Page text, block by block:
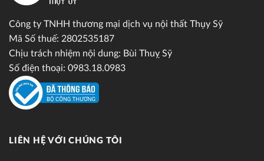
Công ty TNHH thương mại dịch vụ nội thất Thụy Sỹ
Mã Số thuế: 2802535187
Chịu trách nhiệm nội dung: Bùi Thuỵ Sỹ
Số điện thoại: 0983.18.0983
LIÊN HỆ VỚI CHÚNG TÔI